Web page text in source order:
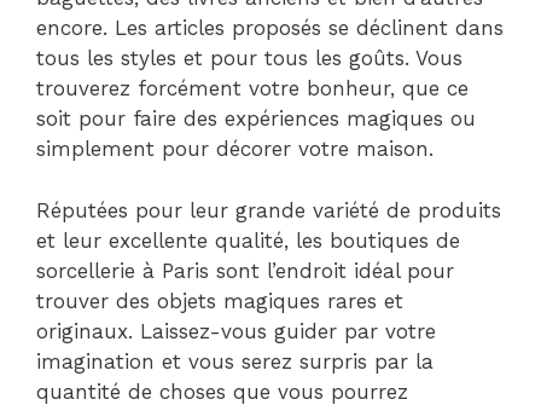
encore. Les articles proposés se déclinent dans
tous les styles et pour tous les goûts. Vous
trouverez forcément votre bonheur, que ce
soit pour faire des expériences magiques ou
simplement pour décorer votre maison.
Réputées pour leur grande variété de produits
et leur excellente qualité, les boutiques de
sorcellerie à Paris sont l’endroit idéal pour
trouver des objets magiques rares et
originaux. Laissez-vous guider par votre
imagination et vous serez surpris par la
quantité de choses que vous pourrez